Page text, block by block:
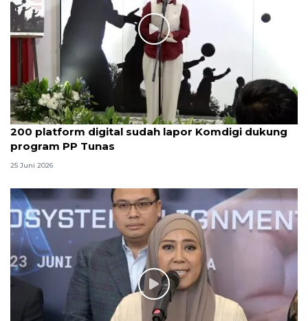
200 platform digital sudah lapor Komdigi dukung
program PP Tunas
25 Juni 2026